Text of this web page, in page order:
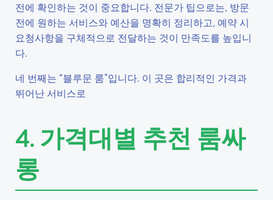
전에 확인하는 것이 중요합니다. 전문가 팁으로는, 방문
전에 원하는 서비스와 예산을 명확히 정리하고, 예약 시
요청사항을 구체적으로 전달하는 것이 만족도를 높입니
다.
네 번째는 “블루문 룸”입니다. 이 곳은 합리적인 가격과
뛰어난 서비스로
4. 가격대별 추천 룸싸
롱